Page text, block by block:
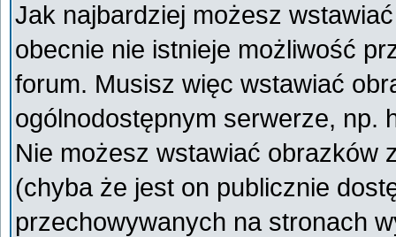
Jak najbardziej możesz
obecnie nie istnieje możliwość
forum. Musisz więc wstawiać
ogólnodostępnym serwerze, np.
Nie możesz wstawiać obrazków
(chyba że jest on publicznie
przechowywanych na stronach